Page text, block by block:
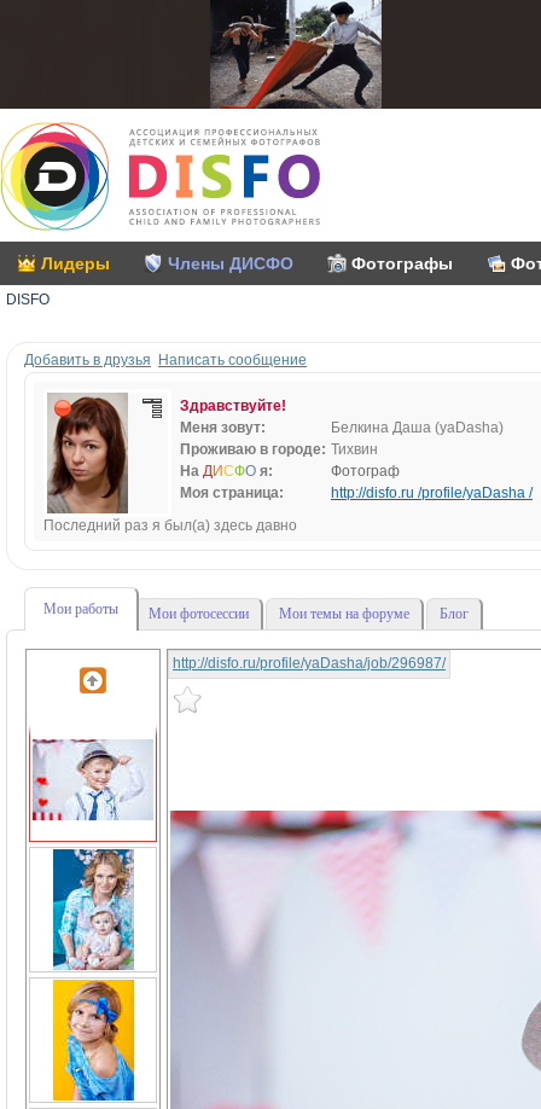
Лидеры Члены ДИСФО Фотографы
DISFO
Добавить в друзья Написать сообщение
Здравствуйте!
Меня зовут:
Белкина Даша (yaDasha)
Проживаю в городе: Тихвин
На ДИСФО я:
Фотограф
Моя страница:
http://disfo.ru /profile/yaDasha /
Последний раз я был(а) здесь давно
Мои работы Мои фотосессии Мои темы на форуме Блог
http://disfo.ru/profile/yaDasha/job/296987/